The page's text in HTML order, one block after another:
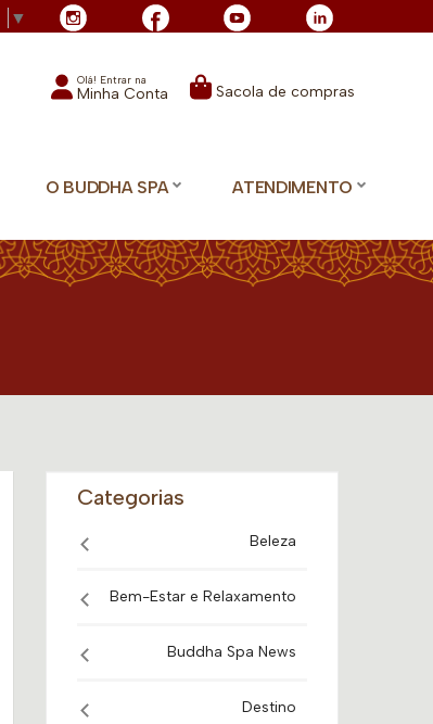
▼
Olá! Entrar na
Minha Conta Sacola de compras
O BUDDHA SPA ATENDIMENTO
Categorias
Beleza
Bem-Estar e Relaxamento
Buddha Spa News
Destino